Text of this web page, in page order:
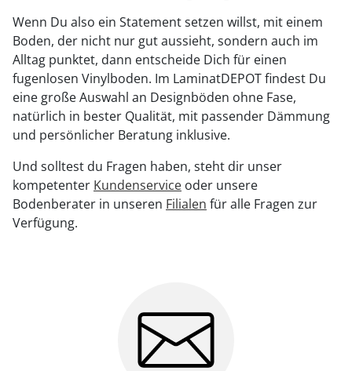
Wenn Du also ein Statement setzen willst, mit einem
Boden, der nicht nur gut aussieht, sondern auch im
Alltag punktet, dann entscheide Dich für einen
fugenlosen Vinylboden. Im LaminatDEPOT findest Du
eine große Auswahl an Designböden ohne Fase,
natürlich in bester Qualität, mit passender Dämmung
und persönlicher Beratung inklusive.
Und solltest du Fragen haben, steht dir unser
kompetenter Kundenservice oder unsere
Bodenberater in unseren Filialen für alle Fragen zur
Verfügung.